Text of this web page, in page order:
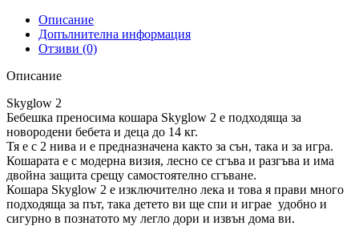
Описание
Допълнителна информация
Отзиви (0)
Описание
Skyglow 2
Бебешка преносима кошара Skyglow 2 е подходяща за
новородени бебета и деца до 14 кг.
Тя е с 2 нива и е предназначена както за сън, така и за игра.
Кошарата е с модерна визия, лесно се сгъва и разгъва и има
двойна защита срещу самостоятелно сгъване.
Кошара Skyglow 2 е изключително лека и това я прави много
подходяща за път, така детето ви ще спи и играе удобно и
сигурно в познатото му легло дори и извън дома ви.